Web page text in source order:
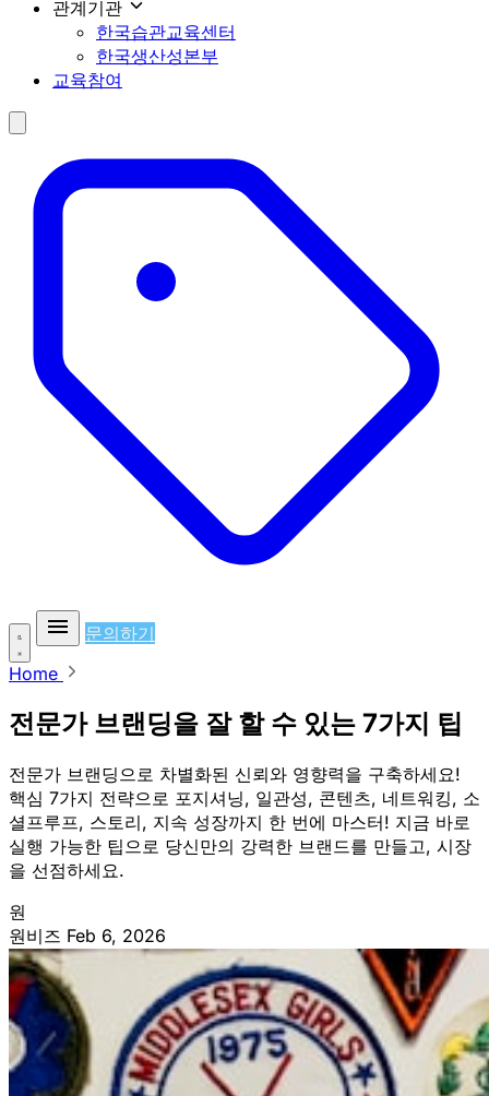
관계기관
한국습관교육센터
한국생산성본부
교육참여
문의하기
Home
전문가 브랜딩을 잘 할 수 있는 7가지 팁
전문가 브랜딩으로 차별화된 신뢰와 영향력을 구축하세요!
핵심 7가지 전략으로 포지셔닝, 일관성, 콘텐츠, 네트워킹, 소
셜프루프, 스토리, 지속 성장까지 한 번에 마스터! 지금 바로
실행 가능한 팁으로 당신만의 강력한 브랜드를 만들고, 시장
을 선점하세요.
원
원비즈 Feb 6, 2026